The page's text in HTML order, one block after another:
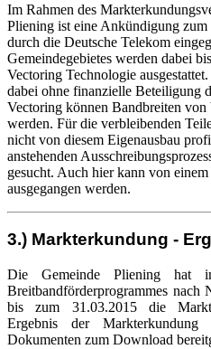
Im Rahmen des
Pliening ist eine Ankündigung
durch die Deutsche Telekom
Gemeindegebietes werden dabei
Vectoring Technologie
dabei ohne finanzielle Beteiligung
Vectoring können Bandbreiten
werden. Für die verbleibenden
nicht von diesem Eigenausbau
anstehenden
gesucht. Auch hier kann von
ausgegangen werden.
3.) Markterkundung -
Die Gemeinde Pliening hat
Breitbandförderprogrammes
bis zum 31.03.2015 die
Ergebnis der
Dokumenten zum Download